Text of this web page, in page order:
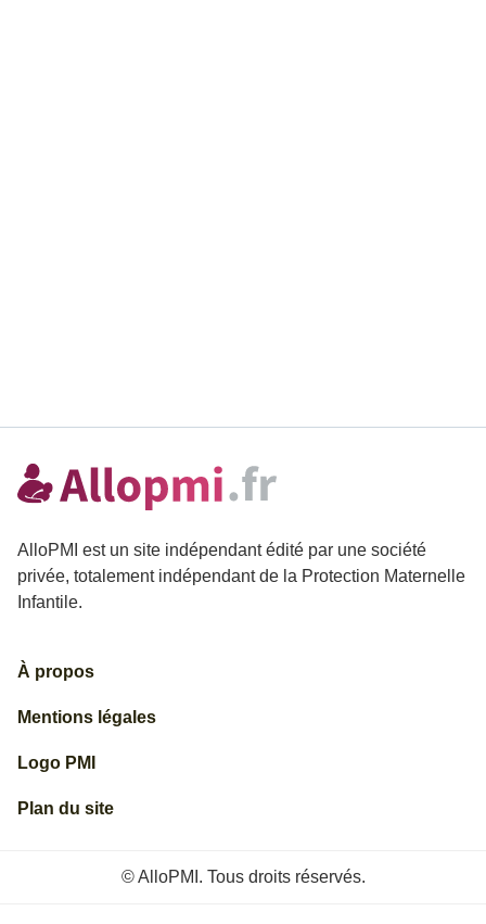
AlloPMI est un site indépendant édité par une société
privée, totalement indépendant de la Protection Maternelle
Infantile.
© AlloPMI. Tous droits réservés.
À propos
Mentions légales
Logo PMI
Plan du site